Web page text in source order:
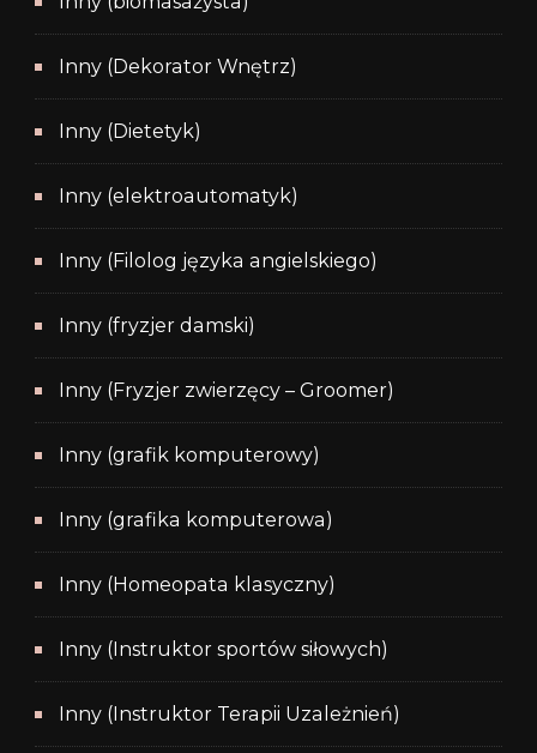
Inny (Dekorator Wnętrz)
Inny (Dietetyk)
Inny (elektroautomatyk)
Inny (Filolog języka angielskiego)
Inny (fryzjer damski)
Inny (Fryzjer zwierzęcy – Groomer)
Inny (grafik komputerowy)
Inny (grafika komputerowa)
Inny (Homeopata klasyczny)
Inny (Instruktor sportów siłowych)
Inny (Instruktor Terapii Uzależnień)